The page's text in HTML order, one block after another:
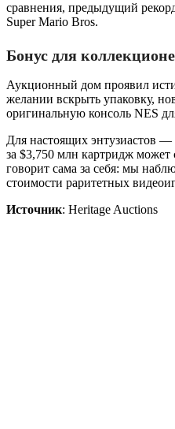
сравнения, предыдущий
Super Mario Bros.
Бонус для
Аукционный дом проявил
желании вскрыть упаковку,
оригинальную консоль NES
Для настоящих энтузиастов
за $3,750 млн картридж может
говорит сама за себя: мы
стоимости раритетных
Источник: Heritage Auctions